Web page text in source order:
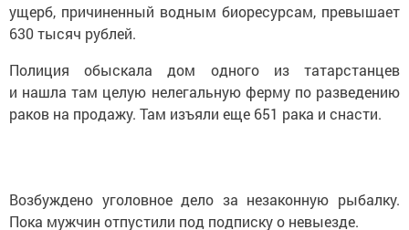
ущерб, причиненный водным биоресурсам, превышает
630 тысяч рублей.
Полиция обыскала дом одного из татарстанцев
и нашла там целую нелегальную ферму по разведению
раков на продажу. Там изъяли еще 651 рака и снасти.
Возбуждено уголовное дело за незаконную рыбалку.
Пока мужчин отпустили под подписку о невыезде.